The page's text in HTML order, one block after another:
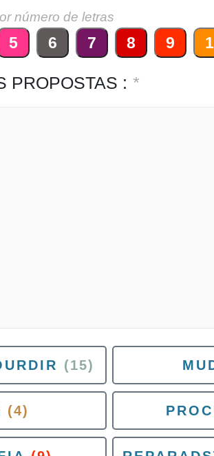
número de letras
5 6 7 8 9
PROPOSTAS : *
(15)
(4)